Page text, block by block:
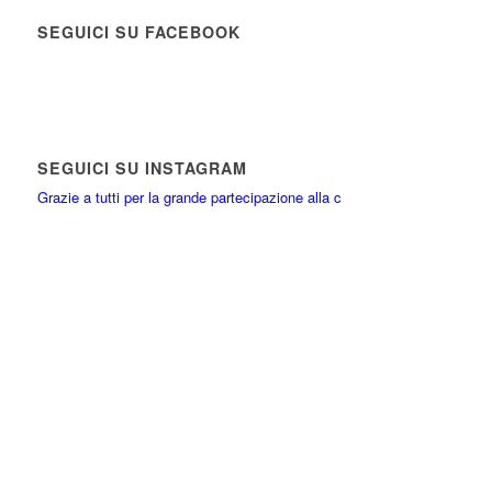
SEGUICI SU FACEBOOK
SEGUICI SU INSTAGRAM
Grazie a tutti per la grande partecipazione alla c